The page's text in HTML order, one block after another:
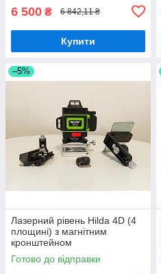
6 500 ₴ 6 842,11 ₴
Купити
–5%
Лазерний рівень Hilda 4D (4
площині) з магнітним
кронштейном
Готово до відправки